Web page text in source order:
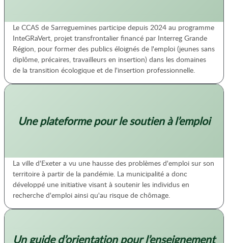
Le CCAS de Sarreguemines participe depuis 2024 au programme
InteGRaVert, projet transfrontalier financé par Interreg Grande
Région, pour former des publics éloignés de l'emploi (jeunes sans
diplôme, précaires, travailleurs en insertion) dans les domaines
de la transition écologique et de l'insertion professionnelle.
Une plateforme pour le soutien à l’emploi
La ville d'Exeter a vu une hausse des problèmes d'emploi sur son
territoire à partir de la pandémie. La municipalité a donc
développé une initiative visant à soutenir les individus en
recherche d'emploi ainsi qu'au risque de chômage.
Un guide d’orientation pour l’enseignement